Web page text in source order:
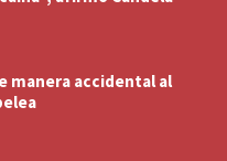
manera accidental al